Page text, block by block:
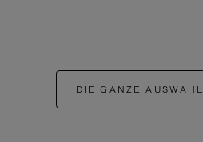
DIE GANZE